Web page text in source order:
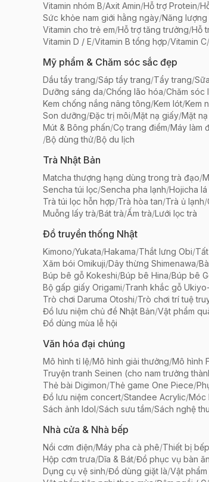
Vitamin nhóm B/Axit Amin/Hỗ trợ Protein/
Sức khỏe nam giới hằng ngày/Năng
Vitamin cho trẻ em/Hỗ trợ tăng trưởng/Hỗ
Vitamin D / E/Vitamin B tổng hợp/Vitamin C/
Mỹ phẩm & Chăm sóc sắc đẹp
Dầu tẩy trang/Sáp tẩy trang/Tẩy trang/
Dưỡng sáng da/Chống lão hóa/Chăm sóc
Kem chống nắng nâng tông/Kem lót/Kem
Son dưỡng/Đặc trị môi/Mặt nạ giấy/Mặt
Mút & Bông phấn/Cọ trang điểm/Máy làm
/Bộ dùng thử/Bộ du lịch
Trà Nhật Bản
Matcha thượng hạng dùng trong trà đạo/
Sencha túi lọc/Sencha pha lạnh/Hojicha lá
Trà túi lọc hỗn hợp/Trà hòa tan/Trà ủ lạnh/
Muỗng lấy trà/Bát trà/Ấm trà/Lưới lọc trà
Đồ truyền thống Nhật
Kimono/Yukata/Hakama/Thắt lưng Obi/
Xăm bói Omikuji/Dây thừng Shimenawa/
Búp bê gỗ Kokeshi/Búp bê Hina/Búp bê
Bộ gấp giấy Origami/Tranh khắc gỗ
Trò chơi Daruma Otoshi/Trò chơi trí tuệ
Đồ lưu niệm chủ đề Nhật Bản/Vật phẩm
Đồ dùng mùa lễ hội
Văn hóa đại chúng
Mô hình tỉ lệ/Mô hình giải thưởng/Mô hình
Truyện tranh Seinen (cho nam trưởng
Thẻ bài Digimon/Thẻ game One Piece/
Đồ lưu niệm concert/Standee Acrylic/Móc
Sách ảnh Idol/Sách sưu tầm/Sách nghệ
Nhà cửa & Nhà bếp
Nồi cơm điện/Máy pha cà phê/Thiết bị
Hộp cơm trưa/Dĩa & Bát/Đồ phục vụ bàn ăn
Dụng cụ vệ sinh/Đồ dùng giặt là/Vật